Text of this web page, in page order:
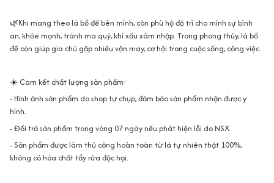
🌿Khi mang theo lá bồ đề bên mình, còn phù hộ độ trì cho mình sự bình
an, khỏe mạnh, tránh ma quỷ, khí xấu xâm nhập. Trong phong thủy, lá bồ
đề còn giúp gia chủ gặp nhiều vận may, cơ hội trong cuộc sống, công việc.
☀️ Cam kết chất lượng sản phẩm:
- Hình ảnh sản phẩm do shop tự chụp, đảm bảo sản phẩm nhận được y
hình.
- Đổi trả sản phẩm trong vòng 07 ngày nếu phát hiện lỗi do NSX.
- Sản phẩm được làm thủ công hoàn toàn từ lá tự nhiên thật 100%,
không có hóa chất tẩy rửa độc hại.